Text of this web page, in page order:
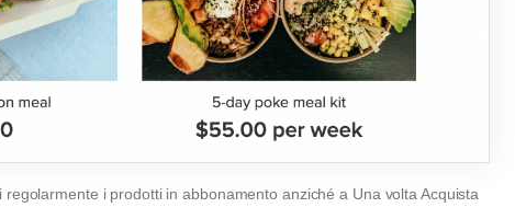
regolarmente i prodotti in abbonamento anziché a Una volta Acquista